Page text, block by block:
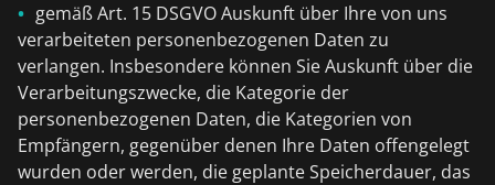
gemäß Art. 15 DSGVO Auskunft über Ihre von uns
verarbeiteten personenbezogenen Daten zu
verlangen. Insbesondere können Sie Auskunft über die
Verarbeitungszwecke, die Kategorie der
personenbezogenen Daten, die Kategorien von
Empfängern, gegenüber denen Ihre Daten offengelegt
wurden oder werden, die geplante Speicherdauer, das